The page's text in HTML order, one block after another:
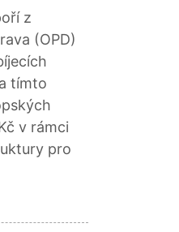
z
(OPD)
tímto
v rámci
pro